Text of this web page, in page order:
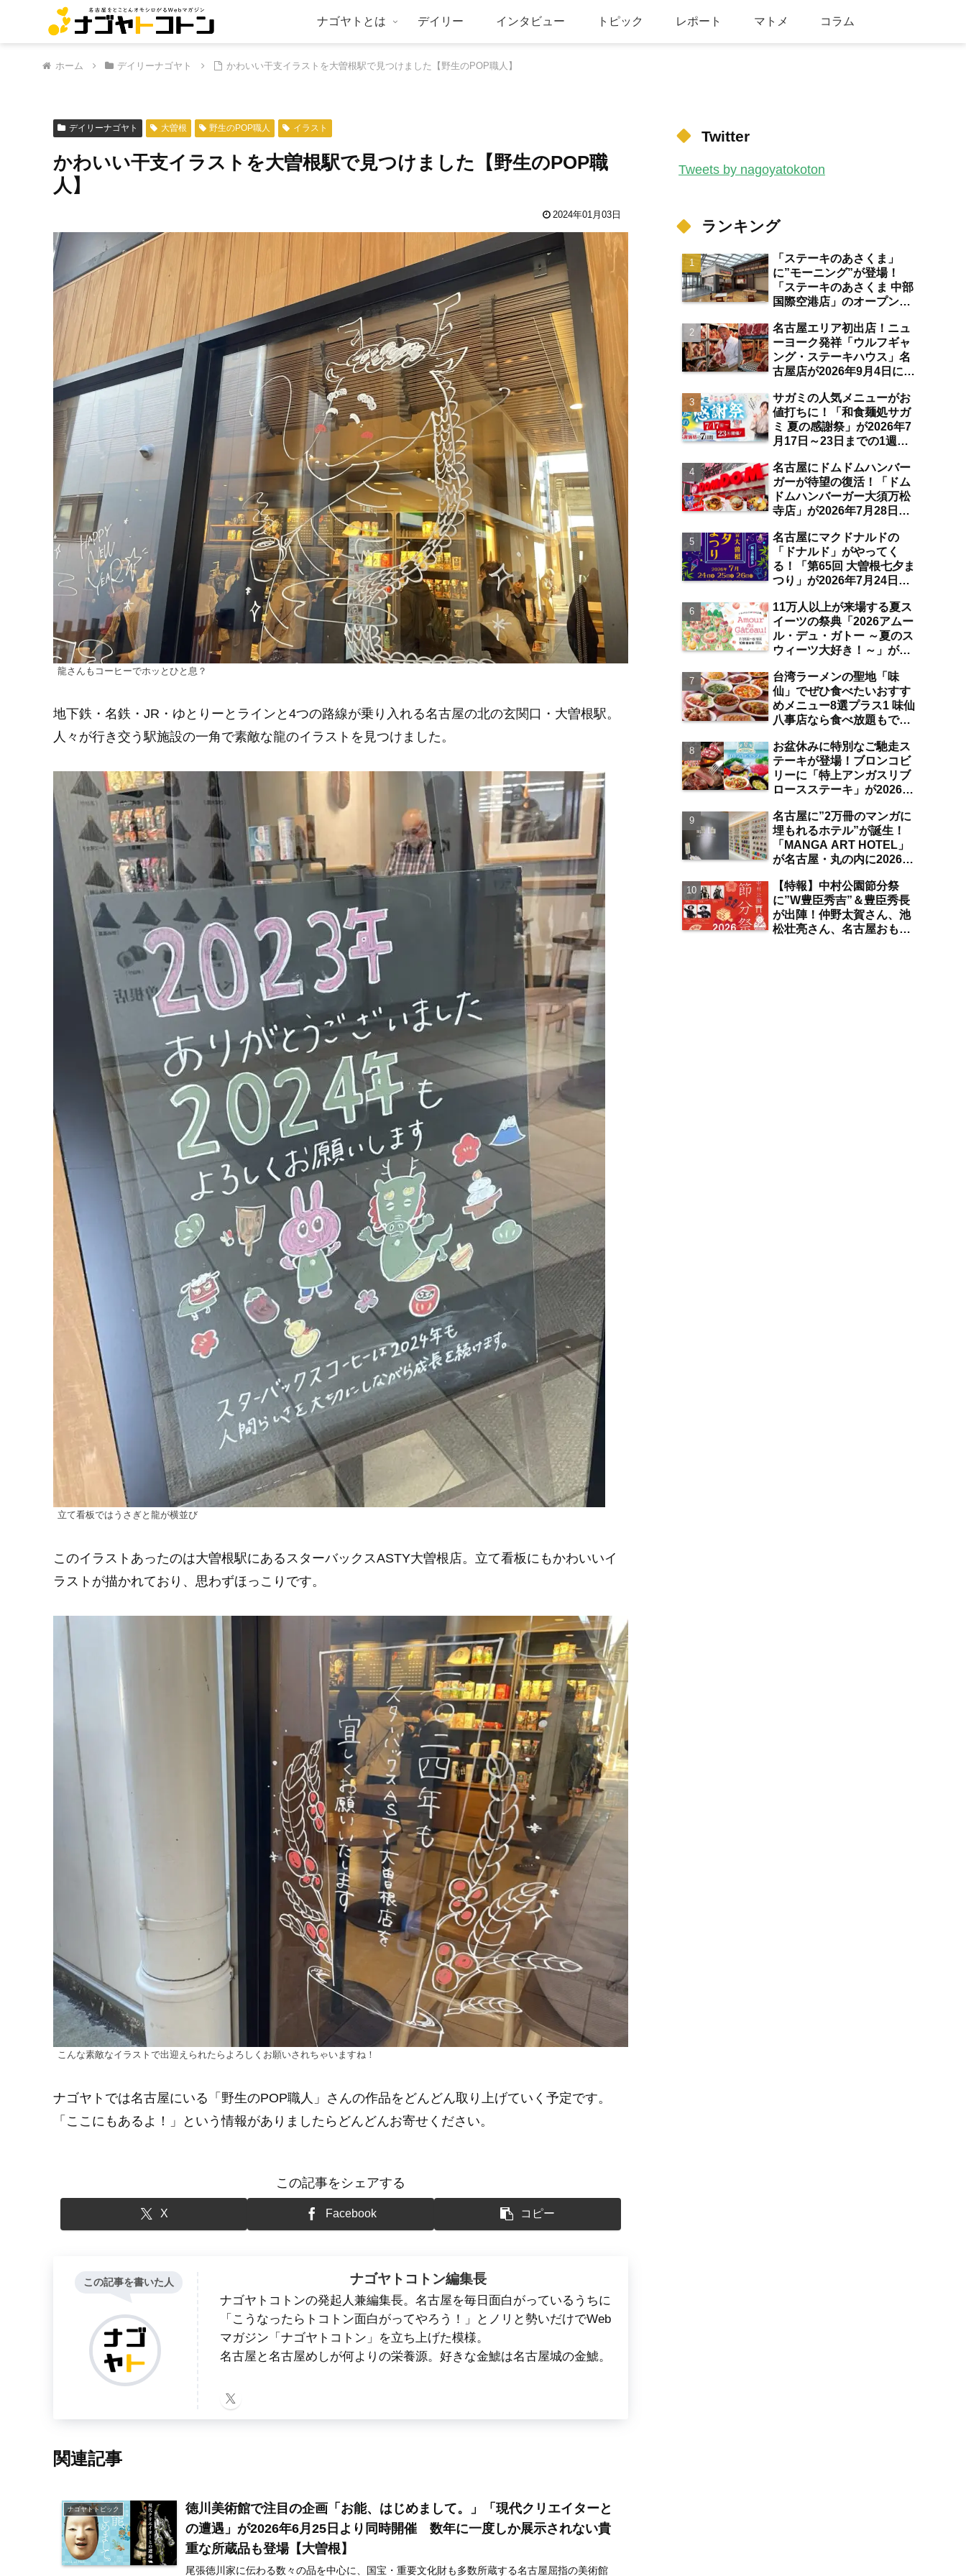
ナゴヤトとは デイリー インタビュー トピック レポート マトメ コラム
ホーム デイリーナゴヤト かわいい干支イラストを大曽根駅で見つけました【野生のPOP職人】
デイリーナゴヤト 大曽根 野生のPOP職人 イラスト
かわいい干支イラストを大曽根駅で見つけました【野生のPOP職
人】
2024年01月03日
龍さんもコーヒーでホッとひと息？
地下鉄・名鉄・JR・ゆとりーとラインと4つの路線が乗り入れる名古屋の北の玄関口・大曽根駅。
人々が行き交う駅施設の一角で素敵な龍のイラストを見つけました。
立て看板ではうさぎと龍が横並び
このイラストあったのは大曽根駅にあるスターバックスASTY大曽根店。立て看板にもかわいいイ
ラストが描かれており、思わずほっこりです。
こんな素敵なイラストで出迎えられたらよろしくお願いされちゃいますね！
ナゴヤトでは名古屋にいる「野生のPOP職人」さんの作品をどんどん取り上げていく予定です。
「ここにもあるよ！」という情報がありましたらどんどんお寄せください。
この記事をシェアする
X Facebook コピー
この記事を書いた人 ナゴヤトコトン編集長
ナゴヤトコトンの発起人兼編集長。名古屋を毎日面白がっているうちに
「こうなったらトコトン面白がってやろう！」とノリと勢いだけでWeb
マガジン「ナゴヤトコトン」を立ち上げた模様。
名古屋と名古屋めしが何よりの栄養源。好きな金鯱は名古屋城の金鯱。
関連記事
ナゴヤトトピック
徳川美術館で注目の企画「お能、はじめまして。」「現代クリエイターと
の遭遇」が2026年6月25日より同時開催 数年に一度しか展示されない貴
重な所蔵品も登場【大曽根】
尾張徳川家に伝わる数々の品を中心に、国宝・重要文化財も多数所蔵する名古屋屈指の美術館
Twitter
Tweets by nagoyatokoton
ランキング
「ステーキのあさくま」
に”モーニング”が登場！
「ステーキのあさくま 中部
国際空港店」のオープン日
空港店舗ならではの注目サ
ービスは？【中部国際空
港】
名古屋エリア初出店！ニュ
ーヨーク発祥「ウルフギャ
ング・ステーキハウス」名
古屋店が2026年9月4日に
にオープン【伏見】
サガミの人気メニューがお
値打ちに！「和食麺処サガ
ミ 夏の感謝祭」が2026年7
月17日～23日までの1週間
券のプレゼントも【名古屋
発】
名古屋にドムドムハンバー
ガーが待望の復活！「ドム
ドムハンバーガー大須万松
寺店」が2026年7月28日に
味わい＆注目ポイントは？
【レポート／大須観音・上
前津／独自取材】
名古屋にマクドナルドの
「ドナルド」がやってく
る！「第65回 大曽根七夕ま
つり」が2026年7月24日～
り・ジャズライブ・道路お
絵かきと楽しい企画がいっ
ぱいな夏祭りの見どころ
は？【まとめ／大曽根】
11万人以上が来場する夏ス
イーツの祭典「2026アムー
ル・デュ・ガトー ～夏のス
ウィーツ大好き！～」が
アール名古屋タカシマヤに
て開催 注目のスイーツは？
【名古屋駅】
台湾ラーメンの聖地「味
仙」でぜひ食べたいおすす
めメニュー8選プラス1 味仙
八事店なら食べ放題もでき
お盆休みに特別なご馳走ス
テーキが登場！ブロンコビ
リーに「特上アンガスリブ
ロースステーキ」が2026年
供 食べ放題の夏ブロンコ
ビュッフェにも注目【名古
屋発】
名古屋に”2万冊のマンガに
埋もれるホテル”が誕生！
「MANGA ART HOTEL」
が名古屋・丸の内に2026年
材で分かった新ホテルの注
目ポイントは？【丸の内／
独自取材】
【特報】中村公園節分祭
に”W豊臣秀吉”＆豊臣秀長
が出陣！仲野太賀さん、池
松壮亮さん、名古屋おもて